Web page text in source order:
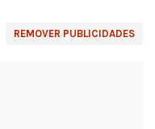
REMOVER PUBLICIDADES